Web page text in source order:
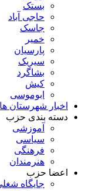
بستک
حاجی آباد
جاسک
خمیر
پارسیان
سیریک
بشاگرد
کیش
ابوموسی
اخبار شهرستان ها
دسته بندی حزب
آموزشی
سیاسی
فرهنگی
هنرمندان
اعضا حزب
جایگاه